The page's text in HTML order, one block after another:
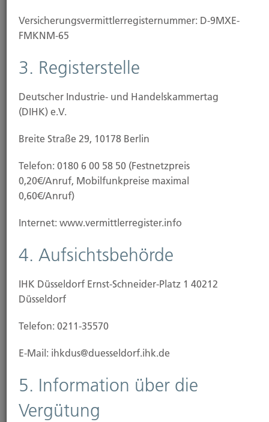
Schadenmanagement, Backoffice und Angebotswesen
Betrieb und Schaden in den Sparten Kraftfahrt und
Tel.: 0211-49 0066
E-Mail
Versicherungs­vermittler­registernummer: D-9MXE-
FMKNM-65
3. Registerstelle
Deutscher Industrie- und Handelskammertag
(DIHK) e.V.
Breite Straße 29, 10178 Berlin
Telefon: 0180 6 00 58 50 (Festnetzpreis
0,20€/Anruf, Mobilfunkpreise maximal
0,60€/Anruf)
Internet: www.vermittlerregister.info
4. Aufsichtsbehörde
IHK Düsseldorf Ernst-Schneider-Platz 1 40212
Düsseldorf
Telefon: 0211-35570
E-Mail: ihkdus@duesseldorf.ihk.de
5. Information über die
Vergütung